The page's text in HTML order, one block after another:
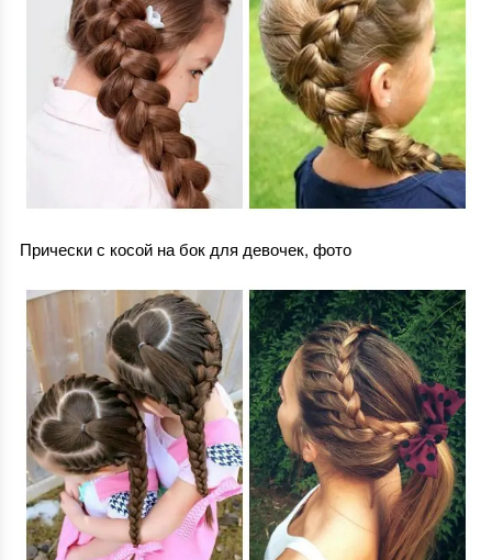
Прически с косой на бок для девочек, фото